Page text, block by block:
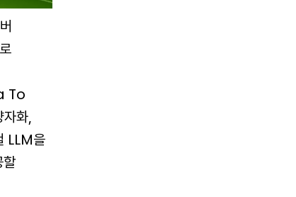
To
화,
LLM을
할